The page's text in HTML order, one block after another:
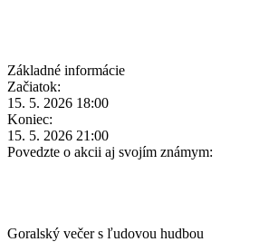
Základné informácie
Začiatok:
15. 5. 2026 18:00
Koniec:
15. 5. 2026 21:00
Povedzte o akcii aj svojím známym:
Goralský večer s ľudovou hudbou